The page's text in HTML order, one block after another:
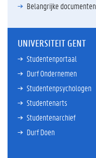
Belangrijke documenten
UNIVERSITEIT GENT
Studentenportaal
Durf Ondernemen
Studentenpsychologen
Studentenarts
Studentenarchief
Durf Doen